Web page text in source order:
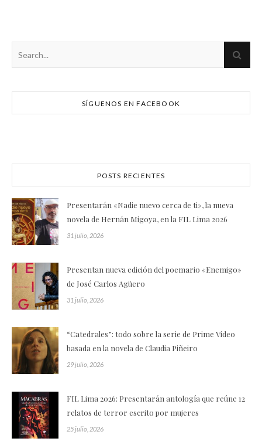
SÍGUENOS EN FACEBOOK
POSTS RECIENTES
Presentarán «Nadie nuevo cerca de ti», la nueva
novela de Hernán Migoya, en la FIL Lima 2026
31 julio, 2026
Presentan nueva edición del poemario «Enemigo»
de José Carlos Agüero
31 julio, 2026
“Catedrales”: todo sobre la serie de Prime Video
basada en la novela de Claudia Piñeiro
29 julio, 2026
FIL Lima 2026: Presentarán antología que reúne 12
relatos de terror escrito por mujeres
25 julio, 2026